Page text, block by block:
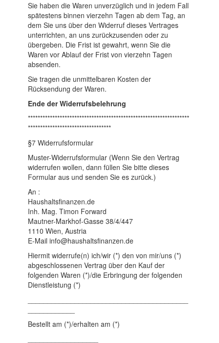
Sie haben die Waren unverzüglich und in jedem Fall
spätestens binnen vierzehn Tagen ab dem Tag, an
dem Sie uns über den Widerruf dieses Vertrages
unterrichten, an uns zurückzusenden oder zu
übergeben. Die Frist ist gewahrt, wenn Sie die
Waren vor Ablauf der Frist von vierzehn Tagen
absenden.
Sie tragen die unmittelbaren Kosten der
Rücksendung der Waren.
Ende der Widerrufsbelehrung
******************************************************************
**********************************
§7 Widerrufsformular
Muster-Widerrufsformular (Wenn Sie den Vertrag
widerrufen wollen, dann füllen Sie bitte dieses
Formular aus und senden Sie es zurück.)
An :
Haushaltsfinanzen.de
Inh. Mag. Timon Forward
Mautner-Markhof-Gasse 38/4/447
1110 Wien, Austria
E-Mail info@haushaltsfinanzen.de
Hiermit widerrufe(n) ich/wir (*) den von mir/uns (*)
abgeschlossenen Vertrag über den Kauf der
folgenden Waren (*)/die Erbringung der folgenden
Dienstleistung (*)
Bestellt am (*)/erhalten am (*)